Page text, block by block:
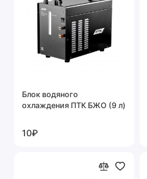
Блок водяного
охлаждения ПТК БЖО (9 л)
10₽